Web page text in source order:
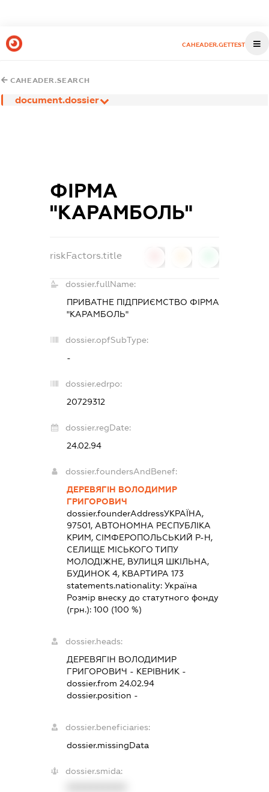
CAHEADER.GETTEST
CAHEADER.SEARCH
document.dossier
ФІРМА
"КАРАМБОЛЬ"
riskFactors.title
dossier.fullName:
ПРИВАТНЕ ПІДПРИЄМСТВО ФІРМА
"КАРАМБОЛЬ"
dossier.opfSubType:
-
dossier.edrpo:
20729312
dossier.regDate:
24.02.94
dossier.foundersAndBenef:
ДЕРЕВЯГІН ВОЛОДИМИР
ГРИГОРОВИЧ
dossier.founderAddressУКРАЇНА,
97501, АВТОНОМНА РЕСПУБЛІКА
КРИМ, СІМФЕРОПОЛЬСЬКИЙ Р-Н,
СЕЛИЩЕ МІСЬКОГО ТИПУ
МОЛОДІЖНЕ, ВУЛИЦЯ ШКІЛЬНА,
БУДИНОК 4, КВАРТИРА 173
statements.nationality: Україна
Розмір внеску до статутного фонду
(грн.): 100 (100 %)
dossier.heads:
ДЕРЕВЯГІН ВОЛОДИМИР
ГРИГОРОВИЧ - КЕРІВНИК -
dossier.from 24.02.94
dossier.position -
dossier.beneficiaries:
dossier.missingData
dossier.smida: